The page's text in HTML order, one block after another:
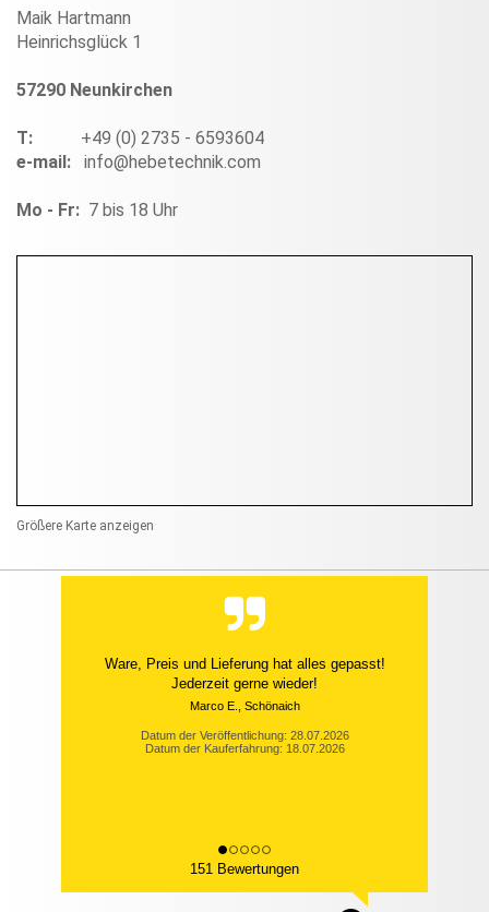
Maik Hartmann
Heinrichsglück 1
57290 Neunkirchen
T: +49 (0) 2735 - 6593604
e-mail: info@hebetechnik.com
Mo - Fr: 7 bis 18 Uhr
Größere Karte anzeigen
Ware, Preis und Lieferung hat alles gepasst!
Jederzeit gerne wieder!
Marco E., Schönaich
Datum der Veröffentlichung: 28.07.2026
Datum der Kauferfahrung: 18.07.2026
151 Bewertungen